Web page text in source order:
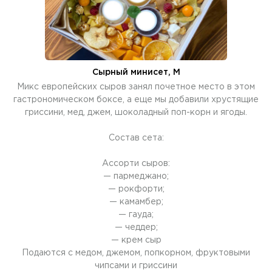
Сырный минисет, M
Микс европейских сыров занял почетное место в этом
гастрономическом боксе, а еще мы добавили хрустящие
гриссини, мед, джем, шоколадный поп-корн и ягоды.
Состав сета:
Ассорти сыров:
— пармеджано;
— рокфорти;
— камамбер;
— гауда;
— чеддер;
— крем сыр
Подаются с медом, джемом, попкорном, фруктовыми
чипсами и гриссини